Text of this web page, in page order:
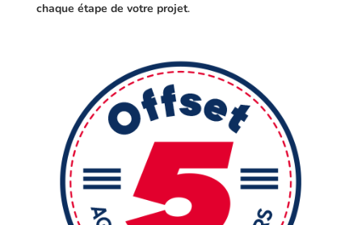
chaque étape de votre projet.